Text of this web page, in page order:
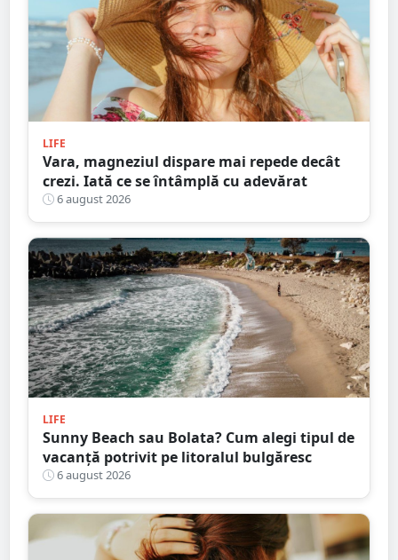
LIFE
Vara, magneziul dispare mai repede decât
crezi. Iată ce se întâmplă cu adevărat
6 august 2026
LIFE
Sunny Beach sau Bolata? Cum alegi tipul de
vacanță potrivit pe litoralul bulgăresc
6 august 2026